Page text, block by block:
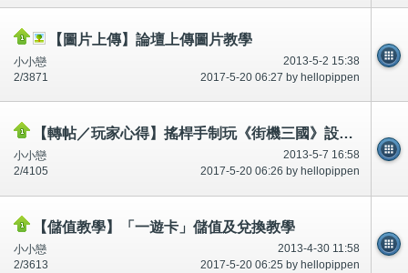
【圖片上傳】論壇上傳圖片教學
2013-5-2 15:38
小小戀
2017-5-20 06:27 by hellopippen
2/3871
【轉帖／玩家心得】搖桿手制玩《街機三國》設置教學
2013-5-7 16:58
小小戀
2017-5-20 06:26 by hellopippen
2/4105
【儲值教學】「一遊卡」儲值及兌換教學
2013-4-30 11:58
小小戀
2017-5-20 06:25 by hellopippen
2/3613